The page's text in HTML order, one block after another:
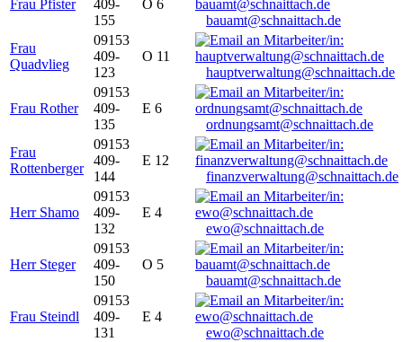
Frau Pfister
409-
155
O 6
bauamt@schnaittach.de
Frau
Quadvlieg
09153
409-
123
O 11
hauptverwaltung@schnaittach.de
Frau Rother
09153
409-
135
E 6
ordnungsamt@schnaittach.de
Frau
Rottenberger
09153
409-
144
E 12
finanzverwaltung@schnaittach.de
Herr Shamo
09153
409-
132
E 4
ewo@schnaittach.de
Herr Steger
09153
409-
150
O 5
bauamt@schnaittach.de
Frau Steindl
09153
409-
131
E 4
ewo@schnaittach.de